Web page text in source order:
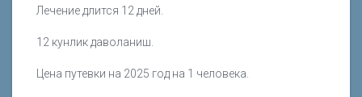
Лечение длится 12 дней.
12 кунлик даволаниш.
Цена путевки на 2025 год на 1 человека.